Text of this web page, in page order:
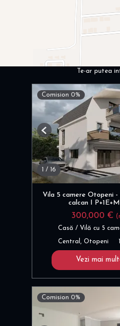
Te-ar putea
Comision 0%
/ 16
Previous
Vila 5 camere Otopeni -
calcan I
300,000 €
Casă / Vilă cu 5
Central, Otopeni
Vezi mai
Comision 0%